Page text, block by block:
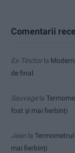
Comentarii
Ex-Tinctorla
de final
Sauvagela
fost și mai fierbinți
Jean la
mai fierbinți